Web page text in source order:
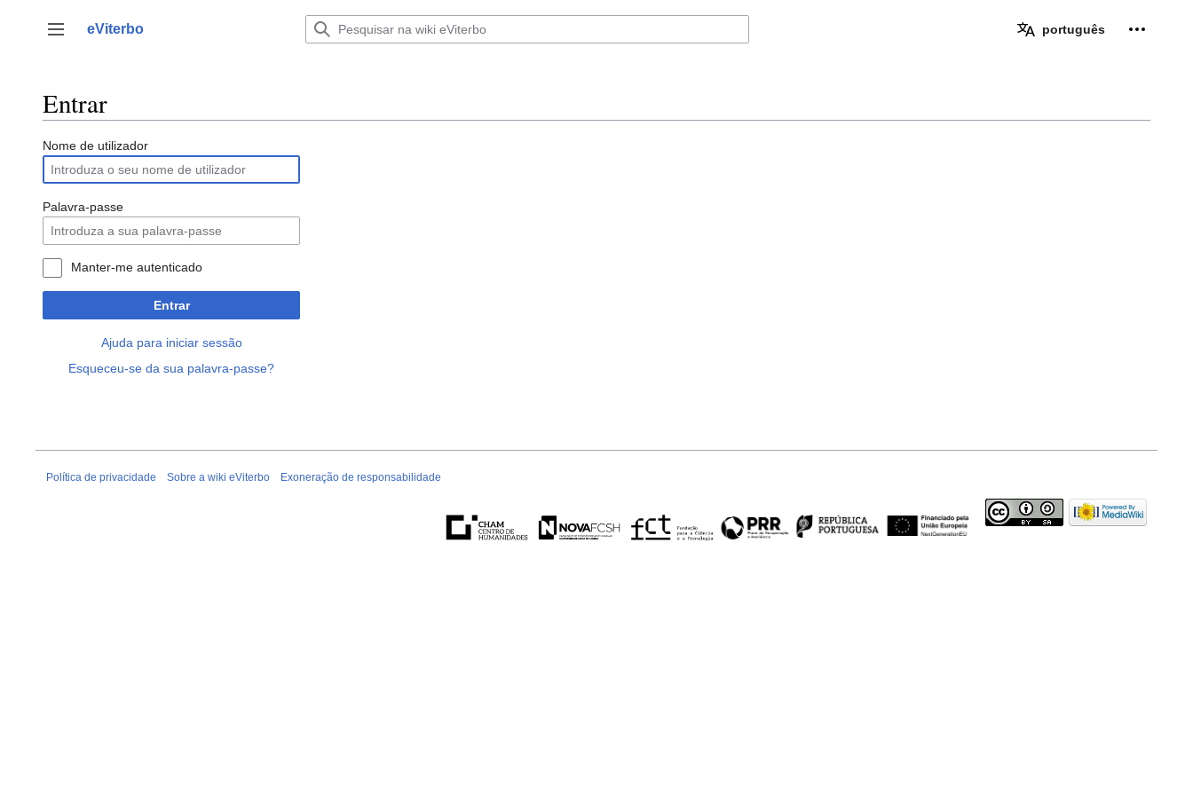
para
Alternar barra lateral
eViterbo português
Entrar
Nome de utilizador
Palavra-passe
Manter-me autenticado
Entrar
Ajuda para iniciar sessão
Esqueceu-se da sua palavra-passe?
Política de privacidade Sobre a wiki eViterbo Exoneração de responsabilidade